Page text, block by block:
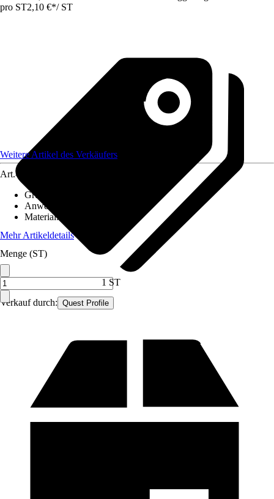
pro ST2,10 €*/ ST
Verkauf durch: Quest Profile
Weitere Artikel des Verkäufers
Art.-Nr.
Grundfarbe
Anwendungsbereich
Material:
Mehr Artikeldetails
Menge (ST)
1 ST